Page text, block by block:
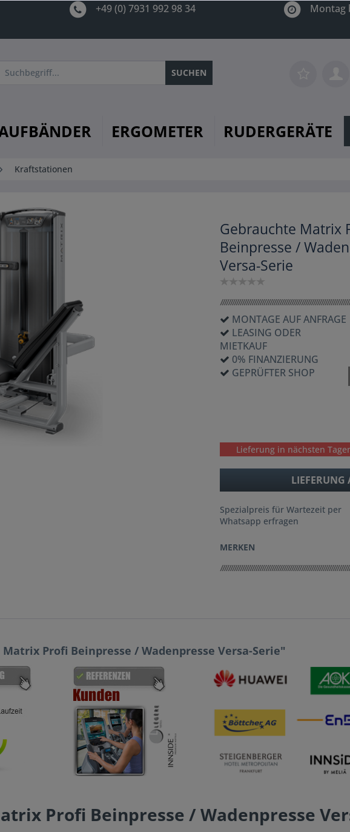
+49 (0) 7931 992 98 34 Montag
SUCHEN
ERGOMETER RUDERGERÄTE
Kraftstationen
Gebrauchte Matrix
Beinpresse /
Versa-Serie
MONTAGE AUF ANFRAGE
LEASING ODER
MIETKAUF
0% FINANZIERUNG
GEPRÜFTER SHOP
Lieferung in nächsten
LIEFERUNG
Spezialpreis für Wartezeit per
Whatsapp erfragen
MERKEN
Profi Beinpresse / Wadenpresse Versa-Serie"
Profi Beinpresse / Wadenpresse